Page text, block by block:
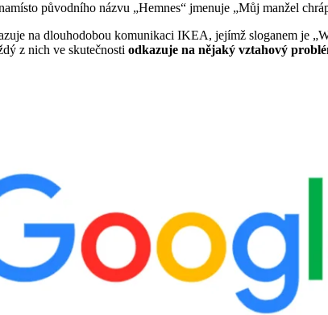
původního názvu „Hemnes“ jmenuje „Můj manžel
na dlouhodobou komunikaci IKEA, jejímž sloganem je
z nich ve skutečnosti odkazuje na nějaký vztahový